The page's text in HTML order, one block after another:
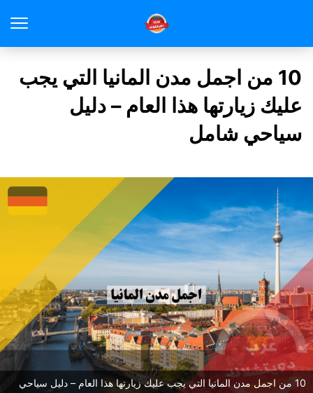
10 من اجمل مدن المانيا التي يجب
عليك زيارتها هذا العام – دليل
سياحي شامل
10 من اجمل مدن المانيا التي يجب عليك زيارتها هذا العام – دليل سياحي